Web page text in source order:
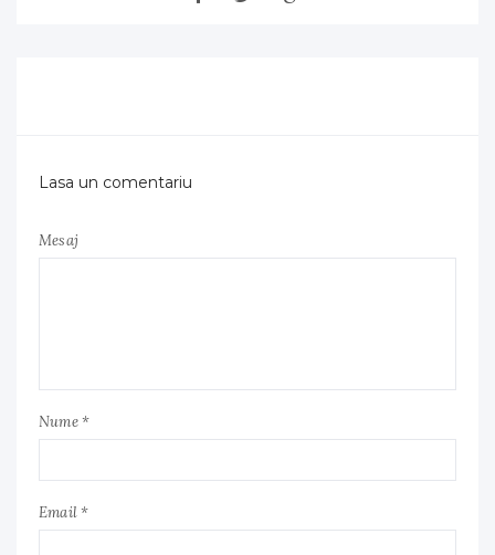
Lasa un comentariu
Mesaj
Nume *
Email *